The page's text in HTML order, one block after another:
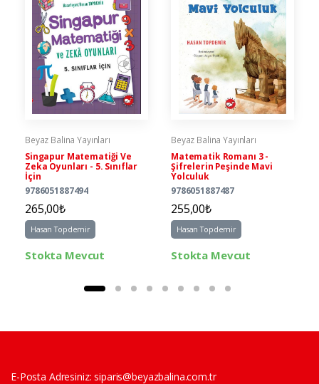
Beyaz Balina Yayınları
Singapur Matematiği Ve
Zeka Oyunları - 5. Sınıflar
İçin
9786051887494
265,00₺
Hasan Topdemir
Stokta Mevcut
Beyaz Balina Yayınları
Matematik Romanı 3 -
Şifrelerin Peşinde Mavi
Yolculuk
9786051887487
255,00₺
Hasan Topdemir
Stokta Mevcut
E-Posta Adresiniz:siparis@beyazbalina.com.tr